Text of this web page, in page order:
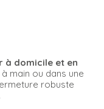
à domicile et en
main ou dans une
robuste